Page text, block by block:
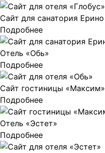
Сайт для санатория Ерино
Подробнее
Отель «Обь»
Подробнее
Сайт гостиницы «Максим»
Подробнее
Отель «Эстет»
Подробнее